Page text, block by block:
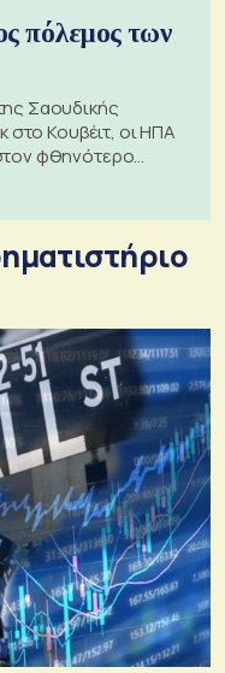
πόλεμος των
Σαουδικής
στο Κουβέιτ, οι ΗΠΑ
φθηνότερο